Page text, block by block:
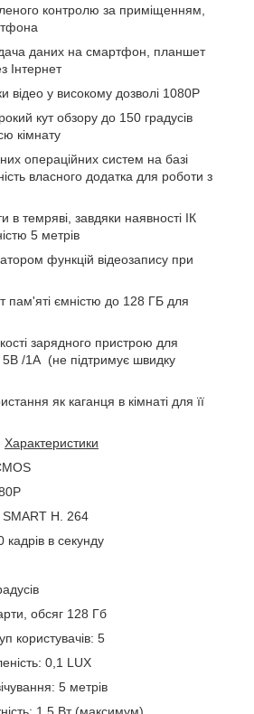
контролю за приміщенням,
даних на смартфон, планшет
Інтернет
відео у високому дозволі 1080P
кут обзору до 150 градусів
кімнату
операційних систем на базі
власного додатка для роботи з
в темряві, завдяки наявності ІК
5 метрів
функцій відеозапису при
пам'яті ємністю до 128 ГБ для
зарядного пристрою для
5В /1А (не підтримує швидку
як каганця в кімнаті для її
Характеристики
SMART H. 264
кадрів в секунду
обсяг 128 Гб
користувачів: 5
0,1 LUX
5 метрів
1,5 Вт (максимум)